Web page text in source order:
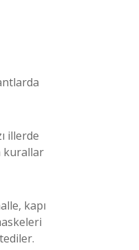
illerde
kurallar
kapı